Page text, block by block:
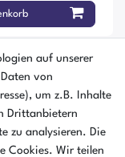
BD 115 115
auf unserer
von
um z.B. Inhalte
Drittanbietern
zu analysieren. Die
Cookies. Wir teilen